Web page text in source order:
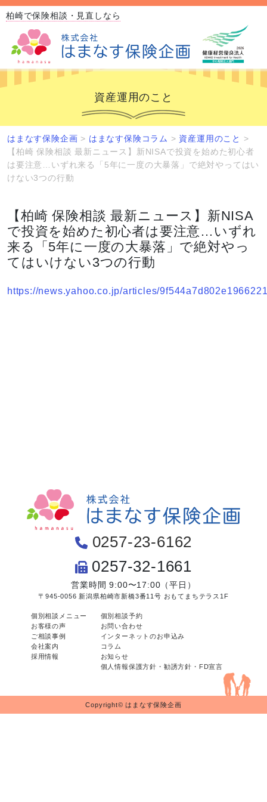
柏崎で保険相談・見直しなら
資産運用のこと
はまなす保険企画 > はまなす保険コラム > 資産運用のこと
>
【柏崎 保険相談 最新ニュース】新NISAで投資を始めた初心者
は要注意…いずれ来る「5年に一度の大暴落」で絶対やってはい
けない3つの行動
【柏崎 保険相談 最新ニュース】新NISA
で投資を始めた初心者は要注意…いずれ
来る「5年に一度の大暴落」で絶対やっ
てはいけない3つの行動
https://news.yahoo.co.jp/articles/
0257-23-6162
0257-32-1661
営業時間 9:00〜17:00（平日）
〒945-0056 新潟県柏崎市新橋3番11号 おもてまちテラス1F
個別相談メニュー
お客様の声
ご相談事例
会社案内
採用情報
個別相談予約
お問い合わせ
インターネットのお申込み
コラム
お知らせ
個人情報保護方針・勧誘方針・FD宣言
Copyright© はまなす保険企画